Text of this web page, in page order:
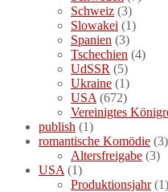
Schweiz (3)
Slowakei (1)
Spanien (3)
Tschechien (4)
UdSSR (5)
Ukraine (1)
USA (672)
Vereinigtes
publish (1)
romantische Komödie (3)
Altersfreigabe (3)
USA (1)
Produktionsjahr(1)